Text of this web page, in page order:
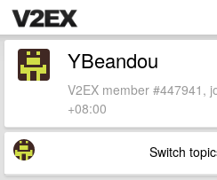
YBeandou
V2EX member #447941,
+08:00
Switch